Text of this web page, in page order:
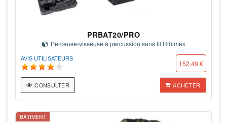
PRBAT20/PRO
Perceuse-visseuse à percussion sans fil Ribimex
AVIS UTILISATEURS
152,49 €
CONSULTER ACHETER
BÂTIMENT